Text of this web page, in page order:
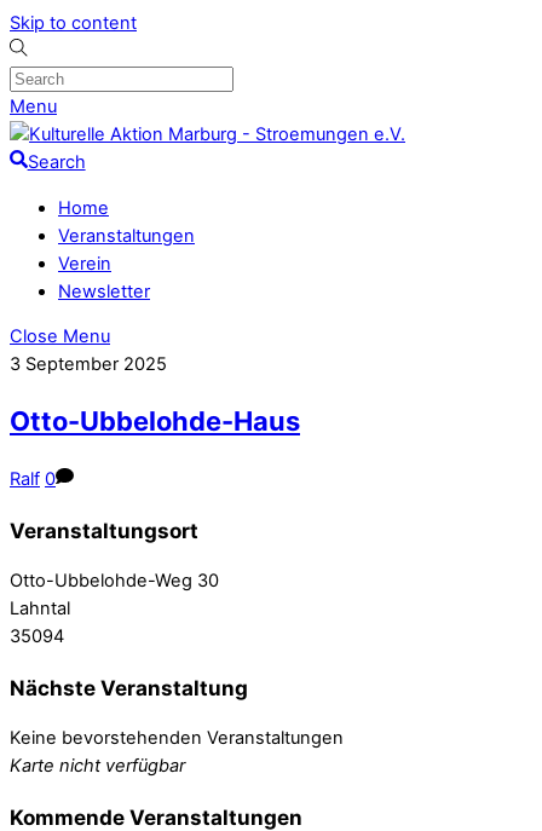
Skip to content
Menu
Search
Home
Veranstaltungen
Verein
Newsletter
Close Menu
3 September 2025
Otto-Ubbelohde-Haus
Ralf 0
Veranstaltungsort
Otto-Ubbelohde-Weg 30
Lahntal
35094
Nächste Veranstaltung
Keine bevorstehenden Veranstaltungen
Karte nicht verfügbar
Kommende Veranstaltungen